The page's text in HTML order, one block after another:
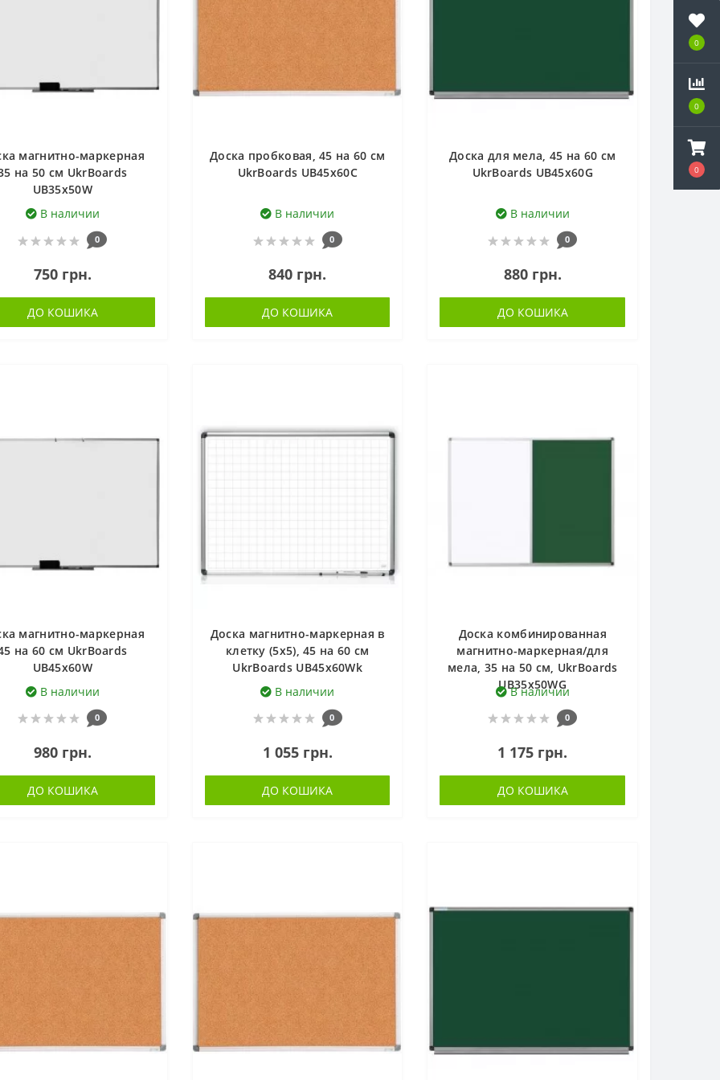
0
0
0
магнитно-маркерная
на 50 см UkrBoards
UB35x50W
В наличии
0
750 грн.
ДО КОШИКА
Доска пробковая, 45 на 60 см
UkrBoards UB45x60C
В наличии
0
840 грн.
ДО КОШИКА
Доска для мела, 45 на 60 см
UkrBoards UB45x60G
В наличии
0
880 грн.
ДО КОШИКА
магнитно-маркерная
на 60 см UkrBoards
UB45х60W
В наличии
0
980 грн.
ДО КОШИКА
Доска магнитно-маркерная в
клетку (5х5), 45 на 60 см
UkrBoards UB45x60Wk
В наличии
0
1 055 грн.
ДО КОШИКА
Доска комбинированная
магнитно-маркерная/для
мела, 35 на 50 см, UkrBoards
UB35x50WG
В наличии
0
1 175 грн.
ДО КОШИКА